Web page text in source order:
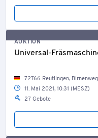
AUKTION
Universal-
72766 Reutlingen,
11. Mai 2021, 10:31 (MESZ)
27 Gebote